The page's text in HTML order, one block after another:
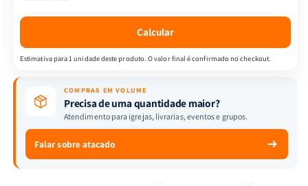
Calcular
Estimativa para 1 unidade deste produto. O valor final é confirmado no checkout.
COMPRAS EM VOLUME
Precisa de uma quantidade maior?
Atendimento para igrejas, livrarias, eventos e grupos.
Falar sobre atacado